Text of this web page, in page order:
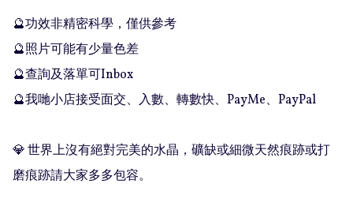
🔮功效非精密科學，僅供參考
🔮照片可能有少量色差
🔮查詢及落單可Inbox
🔮我哋小店接受面交、入數、轉數快、PayMe、PayPal
💎 世界上沒有絕對完美的水晶，礦缺或細微天然痕跡或打
磨痕跡請大家多多包容。